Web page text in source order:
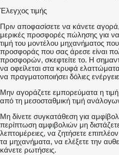
Έλεγχος τιμής
Πριν αποφασίσετε να κάνετε
μερικές προσφορές πώλησης για
τιμή του μοντέλου μηχανήματος
προσφοράς που σας άρεσε είναι
προσφορών, σκεφτείτε το. Η
να οφείλεται στα κρυφά
να πραγματοποιήσει δόλιες
Μην αγοράζετε εμπορεύματα η
από τη μεσοσταθμική τιμή
Μη δίνετε συγκατάθεση για
περίπτωση αμφιβολιών μη διστάζετε
λεπτομέρειες, να ζητήσετε
τα μηχανήματα, να ελέξετε την
κάνετε ρωτήσεις.